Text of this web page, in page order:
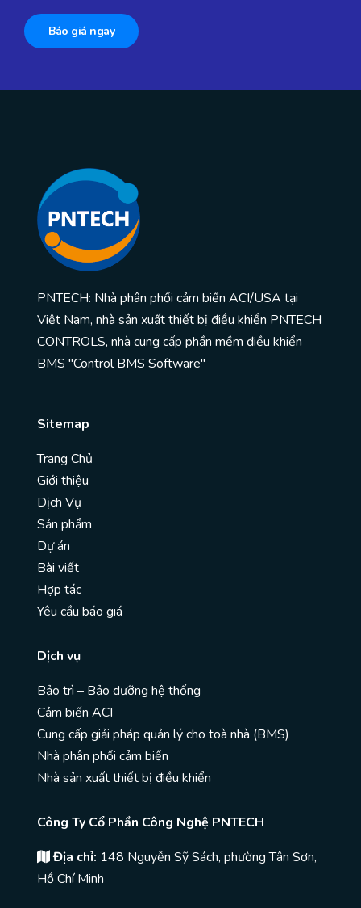
Báo giá ngay
PNTECH: Nhà phân phối cảm biến ACI/USA tại
Việt Nam, nhà sản xuất thiết bị điều khiển PNTECH
CONTROLS, nhà cung cấp phần mềm điều khiển
BMS "Control BMS Software"
Sitemap
Trang Chủ
Giới thiệu
Dịch Vụ
Sản phẩm
Dự án
Bài viết
Hợp tác
Yêu cầu báo giá
Dịch vụ
Bảo trì – Bảo dưỡng hệ thống
Cảm biến ACI
Cung cấp giải pháp quản lý cho toà nhà (BMS)
Nhà phân phối cảm biến
Nhà sản xuất thiết bị điều khiển
Công Ty Cổ Phần Công Nghệ PNTECH
Địa chỉ: 148 Nguyễn Sỹ Sách, phường Tân Sơn,
Hồ Chí Minh